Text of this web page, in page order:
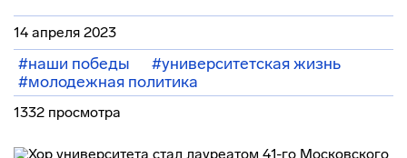
14 апреля 2023
#наши победы
#университетская жизнь
#молодежная политика
1332 просмотра